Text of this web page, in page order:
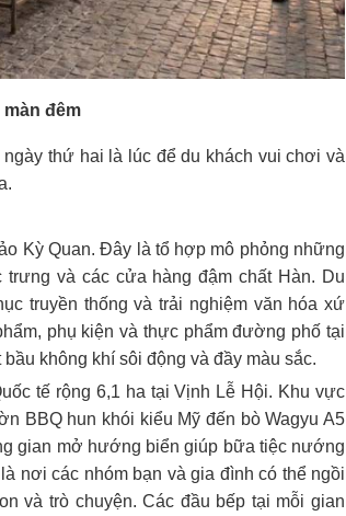
đêm
thứ hai là lúc để du khách vui chơi và
Kỳ Quan. Đây là tổ hợp mô phỏng những
và các cửa hàng đậm chất Hàn. Du
truyền thống và trải nghiệm văn hóa xứ
phụ kiện và thực phẩm đường phố tại
không khí sôi động và đầy màu sắc.
tế rộng 6,1 ha tại Vịnh Lễ Hội. Khu vực
BBQ hun khói kiểu Mỹ đến bò Wagyu A5
gian mở hướng biển giúp bữa tiệc nướng
nơi các nhóm bạn và gia đình có thể ngồi
và trò chuyện. Các đầu bếp tại mỗi gian